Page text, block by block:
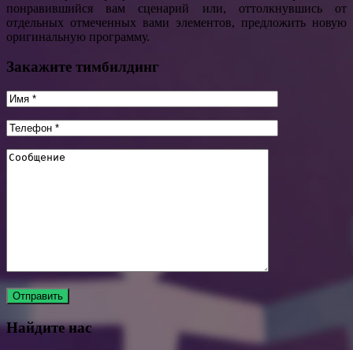
понравившийся вам сценарий или, оттолкнувшись от
отдельных отмеченных вами элементов, предложить новую
оригинальную программу.
Закажите тимбилдинг
Найдите нас